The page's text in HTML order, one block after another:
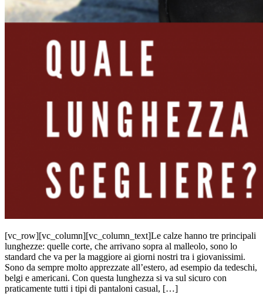
[vc_row][vc_column][vc_column_text]Le calze hanno tre principali
lunghezze: quelle corte, che arrivano sopra al malleolo, sono lo
standard che va per la maggiore ai giorni nostri tra i giovanissimi.
Sono da sempre molto apprezzate all’estero, ad esempio da tedeschi,
belgi e americani. Con questa lunghezza si va sul sicuro con
praticamente tutti i tipi di pantaloni casual, […]